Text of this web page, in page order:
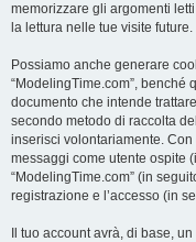
memorizzare gli argomenti
la lettura nelle tue visite future.
Possiamo anche generare
“ModelingTime.com”,
documento che intende
secondo metodo di raccolta
inserisci volontariamente.
messaggi come utente ospite
“ModelingTime.com” (in
registrazione e l’accesso (in
Il tuo account avrà, di base,